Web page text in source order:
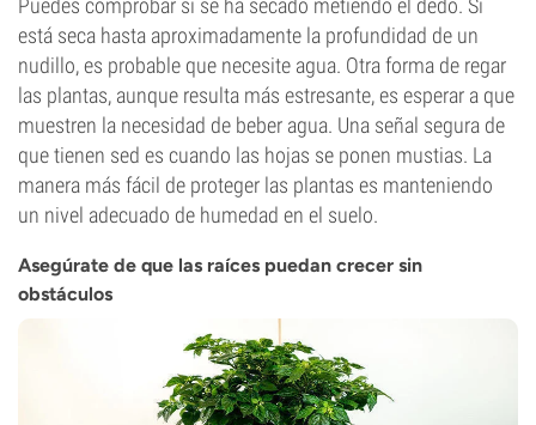
Puedes comprobar si se ha secado metiendo el dedo. Si
está seca hasta aproximadamente la profundidad de un
nudillo, es probable que necesite agua. Otra forma de regar
las plantas, aunque resulta más estresante, es esperar a que
muestren la necesidad de beber agua. Una señal segura de
que tienen sed es cuando las hojas se ponen mustias. La
manera más fácil de proteger las plantas es manteniendo
un nivel adecuado de humedad en el suelo.
Asegúrate de que las raíces puedan crecer sin
obstáculos